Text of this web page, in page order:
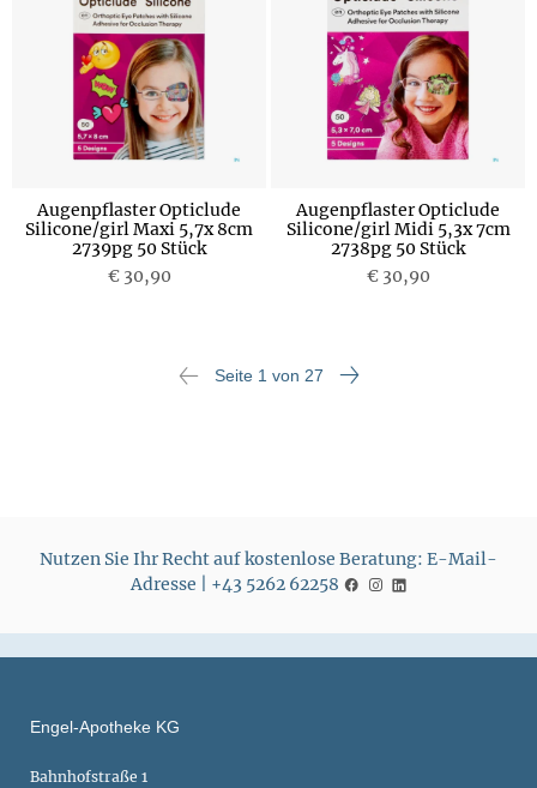
Augenpflaster Opticlude
Silicone/girl Maxi 5,7x 8cm
2739pg 50 Stück
€ 30,90
Augenpflaster Opticlude
Silicone/girl Midi 5,3x 7cm
2738pg 50 Stück
€ 30,90
Seite 1 von 27
Nutzen Sie Ihr Recht auf kostenlose Beratung: E-Mail-
Adresse | +43 5262 62258
Engel-Apotheke KG
Bahnhofstraße 1